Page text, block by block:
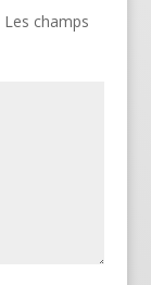
Les champs